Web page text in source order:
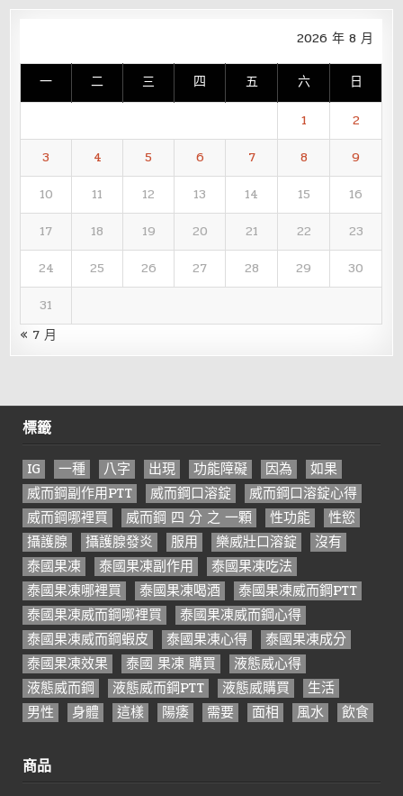
2026 年 8 月
一 二 三 四 五 六 日
1
2
3
4 5 6 7 8
9
10
11 12 13 14 15
16
17
18 19 20 21 22
23
24
25 26 27 28 29
30
31
« 7 月
標籤
IG 一種 八字 出現 功能障礙 因為
如果
威而鋼副作用PTT
威而鋼口溶錠
威而鋼口溶錠心得
威而鋼哪裡買
威而鋼 四 分 之 一顆 性功能
性慾
攝護腺
攝護腺發炎 服用 樂威壯口溶錠
沒有
泰國果凍
泰國果凍副作用
泰國果凍吃法
泰國果凍哪裡買
泰國果凍喝酒
泰國果凍威而鋼PTT
泰國果凍威而鋼哪裡買
泰國果凍威而鋼心得
泰國果凍威而鋼蝦皮
泰國果凍心得
泰國果凍成分
泰國果凍效果
泰國 果凍 購買
液態威心得
液態威而鋼
液態威而鋼PTT 液態威購買
生活
男性
身體 這樣 陽痿 需要 面相 風水 飲食
商品